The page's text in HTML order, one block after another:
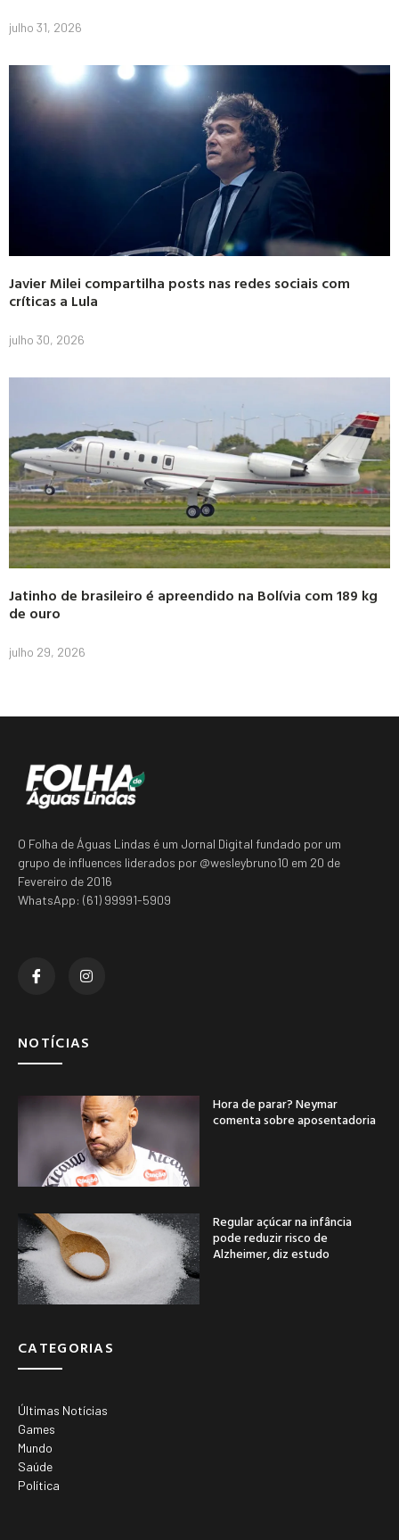
julho 31, 2026
Javier Milei compartilha posts nas redes sociais com
críticas a Lula
julho 30, 2026
Jatinho de brasileiro é apreendido na Bolívia com 189 kg
de ouro
julho 29, 2026
O Folha de Águas Lindas é um Jornal Digital fundado por um
grupo de influences liderados por @wesleybruno10 em 20 de
Fevereiro de 2016
WhatsApp: (61) 99991-5909
NOTÍCIAS
Hora de parar? Neymar
comenta sobre aposentadoria
Regular açúcar na infância
pode reduzir risco de
Alzheimer, diz estudo
CATEGORIAS
Últimas Notícias
Games
Mundo
Saúde
Política